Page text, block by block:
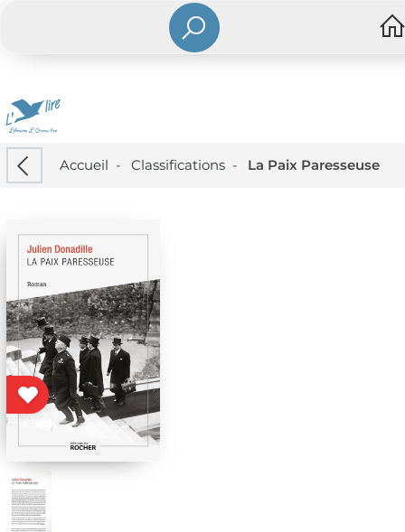
Accueil - Classifications- La Paix Paresseuse